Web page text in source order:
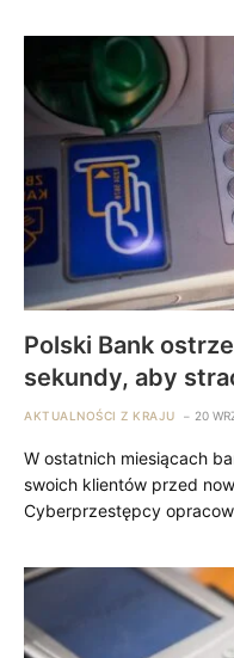
Polski Bank
sekundy, aby
AKTUALNOŚCI Z KRAJU 20
W ostatnich miesiącach
swoich klientów przed
Cyberprzestępcy